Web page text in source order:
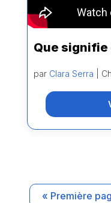
Que
par Clara Serra |
« Première